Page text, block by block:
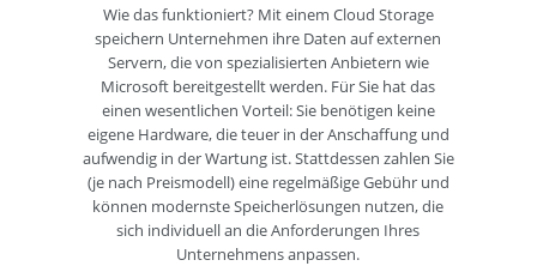
Wie das funktioniert? Mit einem Cloud Storage
speichern Unternehmen ihre Daten auf externen
Servern, die von spezialisierten Anbietern wie
Microsoft bereitgestellt werden. Für Sie hat das
einen wesentlichen Vorteil: Sie benötigen keine
eigene Hardware, die teuer in der Anschaffung und
aufwendig in der Wartung ist. Stattdessen zahlen Sie
(je nach Preismodell) eine regelmäßige Gebühr und
können modernste Speicherlösungen nutzen, die
sich individuell an die Anforderungen Ihres
Unternehmens anpassen.